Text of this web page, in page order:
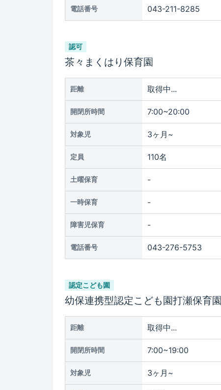
電話番号 043-211-8285
認可
茶々まくはり保育園
距離 取得中...
開閉所時間 7:00~20:00
対象児 3ヶ月~
定員 110名
土曜保育 -
一時保育 -
障害児保育 -
電話番号 043-276-5753
認定こども園
幼保連携型認定こども園打瀬保育園
距離 取得中...
開閉所時間 7:00~19:00
対象児 3ヶ月~